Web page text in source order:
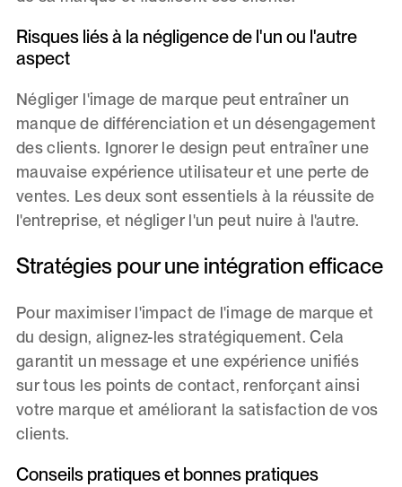
Risques liés à la négligence de l'un ou l'autre
aspect
Négliger l'image de marque peut entraîner un
manque de différenciation et un désengagement
des clients. Ignorer le design peut entraîner une
mauvaise expérience utilisateur et une perte de
ventes. Les deux sont essentiels à la réussite de
l'entreprise, et négliger l'un peut nuire à l'autre.
Stratégies pour une intégration efficace
Pour maximiser l'impact de l'image de marque et
du design, alignez-les stratégiquement. Cela
garantit un message et une expérience unifiés
sur tous les points de contact, renforçant ainsi
votre marque et améliorant la satisfaction de vos
clients.
Conseils pratiques et bonnes pratiques